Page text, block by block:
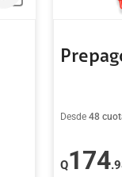
Desde 48
Q174